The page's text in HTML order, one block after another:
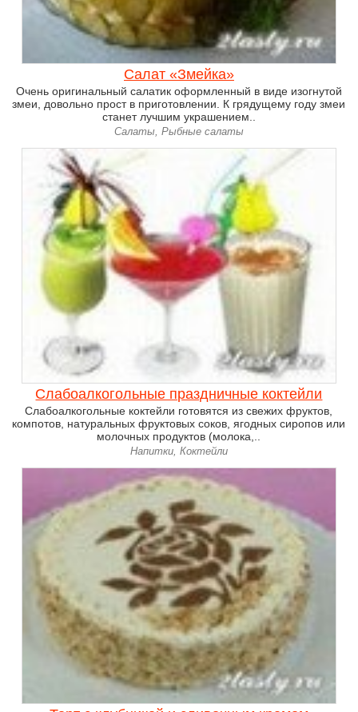
Салат «Змейка»
Очень оригинальный салатик оформленный в виде изогнутой
змеи, довольно прост в приготовлении. К грядущему году змеи
станет лучшим украшением..
Салаты, Рыбные салаты
Слабоалкогольные праздничные коктейли
Слабоалкогольные коктейли готовятся из свежих фруктов,
компотов, натуральных фруктовых соков, ягодных сиропов или
молочных продуктов (молока,..
Напитки, Коктейли